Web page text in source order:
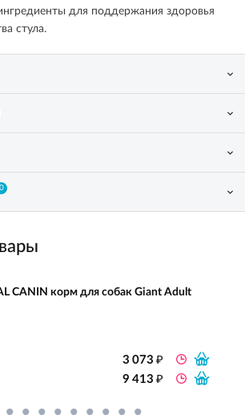
для поддержания здоровья
стула.
0
CANIN корм для собак Giant Adult
3 073₽
9 413₽